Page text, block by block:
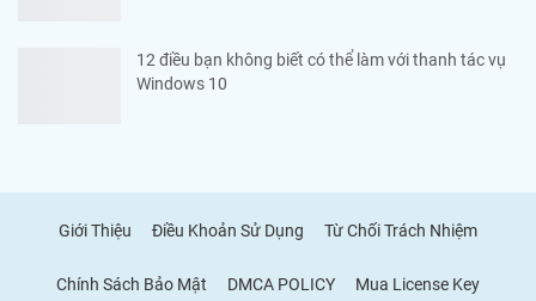
12 điều bạn không biết có thể làm với thanh tác vụ
Windows 10
Giới Thiệu Điều Khoản Sử Dụng Từ Chối Trách Nhiệm
Chính Sách Bảo Mật DMCA POLICY Mua License Key